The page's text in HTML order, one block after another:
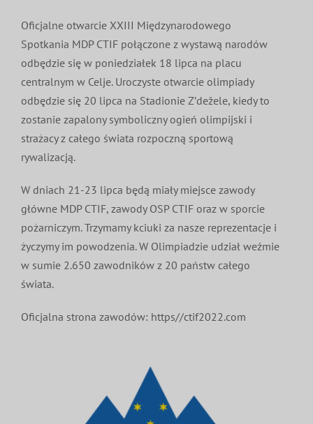
Historia
Projekty
100-lecie
Oficjalne otwarcie XXIII Międzynarodowego
Spotkania MDP CTIF połączone z wystawą narodów
odbędzie się w poniedziałek 18 lipca na placu
centralnym w Celje. Uroczyste otwarcie olimpiady
odbędzie się 20 lipca na Stadionie Z’dežele, kiedy to
zostanie zapalony symboliczny ogień olimpijski i
strażacy z całego świata rozpoczną sportową
rywalizacją.
W dniach 21-23 lipca będą miały miejsce zawody
główne MDP CTIF, zawody OSP CTIF oraz w sporcie
pożarniczym. Trzymamy kciuki za nasze reprezentacje i
życzymy im powodzenia. W Olimpiadzie udział weźmie
w sumie 2.650 zawodników z 20 państw całego
świata.
Oficjalna strona zawodów: https//ctif2022.com